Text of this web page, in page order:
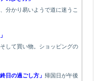
分かり易いようで道に迷うこ
して買い物。ショッピングの
日の過ごし方」帰国日が午後